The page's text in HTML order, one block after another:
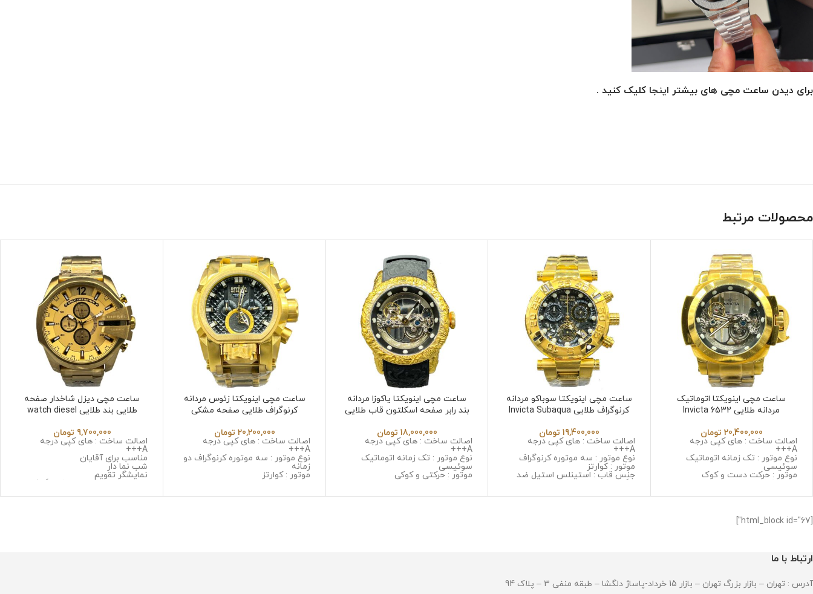
برای دیدن ساعت مچی های بیشتر اینجا کلیک کنید .
محصولات مرتبط
ساعت مچی اینویکتا اتوماتیک
مردانه طلایی Invicta 6532
20,400,000 تومان
اصالت ساخت : های کپی درجه
A+++
نوع موتور : تک زمانه اتوماتیک
سوئیسی
موتور : حرکت دست و کوک
جنس شیشه : مینرال گلس با
جنس بند : استینلس استیل ضد زنگ
و ضد حساسیت
ساعت مچی اینویکتا سوباکو مردانه
کرنوگراف طلایی Invicta Subaqua
19,400,000 تومان
اصالت ساخت : های کپی درجه
A+++
نوع موتور : سه موتوره کرنوگراف
موتور : کوارتز
جنس قاب : استینلس استیل ضد
زنگ و ضد حساسیت
جنس بند : استینلس استیل ضد زنگ
ساعت مچی اینویکتا یاکوزا مردانه
بند رابر صفحه اسکلتون قاب طلایی
18,000,000 تومان
اصالت ساخت : های کپی درجه
A+++
نوع موتور : تک زمانه اتوماتیک
سوئیسی
موتور : حرکتی و کوکی
جنس قاب : استینلس استیل ضد
جنس شیشه : مینرال گلس با
ساعت مچی اینویکتا زئوس مردانه
کرنوگراف طلایی صفحه مشکی
20,200,000 تومان
اصالت ساخت : های کپی درجه
A+++
نوع موتور : سه موتوره کرنوگراف دو
زمانه
موتور : کوارتز
جنس شیشه : سافایر ضد خش
ساعت مچی دیزل شاخدار صفحه
طلایی بند طلایی watch diesel
9,700,000 تومان
اصالت ساخت : های کپی درجه
A+++
مناسب برای آقایان
شب نما دار
نمایشگر تقویم
نوع موتور : سه موتوره کرنوگراف
جنس قاب : استینلس استیل ضد
[html_block id="67"]
ارتباط با ما
آدرس : تهران – بازار بزرگ تهران – بازار 15 خرداد-پاساژ دلگشا – طبقه منفی 3 – پلاک 94